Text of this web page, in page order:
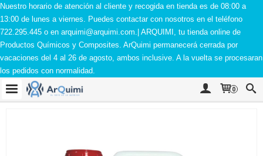
Nuestro horario de atención al cliente y recogida en tienda es de 08:00 a
13:00 de lunes a viernes. Puedes contactar con nosotros en el teléfono
722.295.445 o en arquimi@arquimi.com.| ARQUIMI, tu tienda online de
Productos Químicos y Composites. ArQuimi permanecerá cerrada por
vacaciones del 4 al 26 de agosto, ambos inclusive. A la vuelta se procesaran
los pedidos con normalidad.
0